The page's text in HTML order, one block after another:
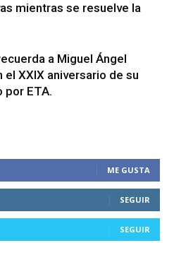
mientras se resuelve la
a Miguel Ángel
el XXIX aniversario de su
por ETA.
ME GUSTA
SEGUIR
SEGUIR